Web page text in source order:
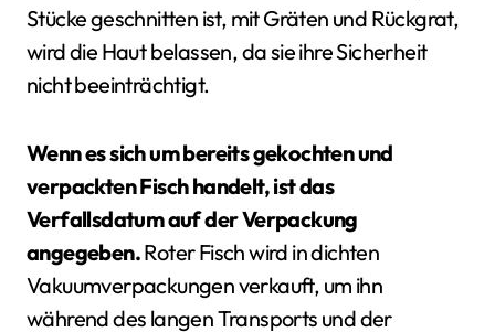
Stücke geschnitten ist, mit Gräten und Rückgrat,
wird die Haut belassen, da sie ihre Sicherheit
nicht beeinträchtigt.
Wenn es sich um bereits gekochten und
verpackten Fisch handelt, ist das
Verfallsdatum auf der Verpackung
angegeben.Roter Fisch wird in dichten
Vakuumverpackungen verkauft, um ihn
während des langen Transports und der